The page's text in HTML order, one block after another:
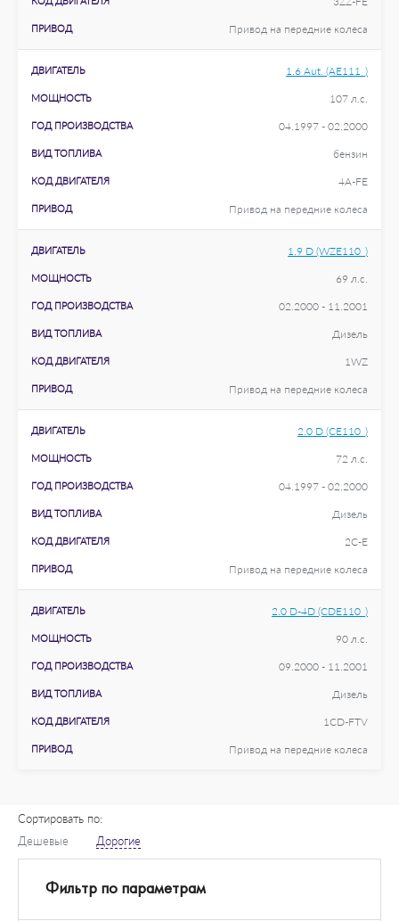
ПРИВОД Привод на передние колеса
ДВИГАТЕЛЬ 1.6 Aut. (AE111_)
МОЩНОСТЬ 107 л.с.
ГОД ПРОИЗВОДСТВА 04.1997 - 02.2000
ВИД ТОПЛИВА бензин
КОД ДВИГАТЕЛЯ 4A-FE
ПРИВОД Привод на передние колеса
ДВИГАТЕЛЬ 1.9 D (WZE110_)
МОЩНОСТЬ 69 л.с.
ГОД ПРОИЗВОДСТВА 02.2000 - 11.2001
ВИД ТОПЛИВА Дизель
КОД ДВИГАТЕЛЯ 1WZ
ПРИВОД Привод на передние колеса
ДВИГАТЕЛЬ 2.0 D (CE110_)
МОЩНОСТЬ 72 л.с.
ГОД ПРОИЗВОДСТВА 04.1997 - 02.2000
ВИД ТОПЛИВА Дизель
КОД ДВИГАТЕЛЯ 2C-E
ПРИВОД Привод на передние колеса
ДВИГАТЕЛЬ 2.0 D-4D (CDE110_)
МОЩНОСТЬ 90 л.с.
ГОД ПРОИЗВОДСТВА 09.2000 - 11.2001
ВИД ТОПЛИВА Дизель
КОД ДВИГАТЕЛЯ 1CD-FTV
ПРИВОД Привод на передние колеса
Сортировать по:
Дешевые
Дорогие
Фильтр по параметрам